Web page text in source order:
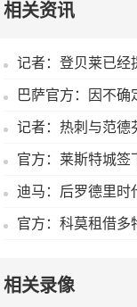
相关资讯
相关录像